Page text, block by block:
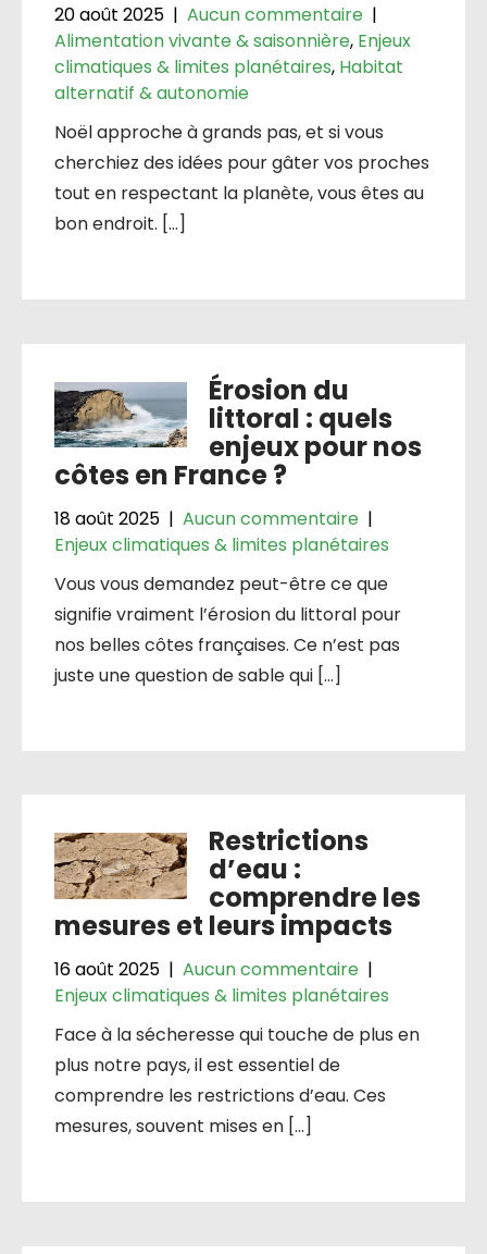
20 août 2025 | Aucun commentaire |
Alimentation vivante & saisonnière, Enjeux
climatiques & limites planétaires, Habitat
alternatif & autonomie
Noël approche à grands pas, et si vous
cherchiez des idées pour gâter vos proches
tout en respectant la planète, vous êtes au
bon endroit. […]
Érosion du
littoral : quels
enjeux pour nos
côtes en France ?
18 août 2025 | Aucun commentaire |
Enjeux climatiques & limites planétaires
Vous vous demandez peut-être ce que
signifie vraiment l’érosion du littoral pour
nos belles côtes françaises. Ce n’est pas
juste une question de sable qui […]
Restrictions
d’eau :
comprendre les
mesures et leurs impacts
16 août 2025 | Aucun commentaire |
Enjeux climatiques & limites planétaires
Face à la sécheresse qui touche de plus en
plus notre pays, il est essentiel de
comprendre les restrictions d’eau. Ces
mesures, souvent mises en […]